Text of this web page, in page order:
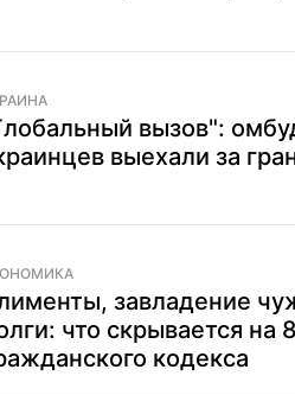
вызов":
выехали за
завладение
что скрывается на
кодекса